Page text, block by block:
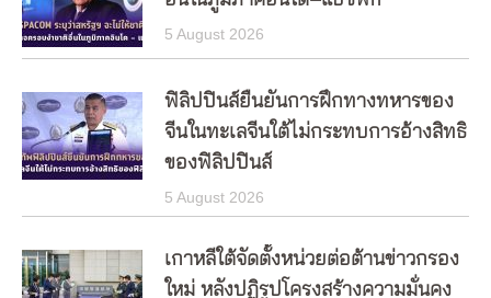
5 August 2026
ฟิลิปปินส์ยืนยันการฝึกทางทหารของ
จีนในทะเลจีนใต้ไม่กระทบการอ้างสิทธิ
ของฟิลิปปินส์
5 August 2026
เกาหลีใต้จัดตั้งหน่วยต่อต้านข่าวกรอง
ใหม่ หลังปฏิรูปโครงสร้างความมั่นคง